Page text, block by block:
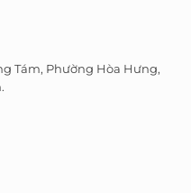
Tám, Phường Hòa Hưng,